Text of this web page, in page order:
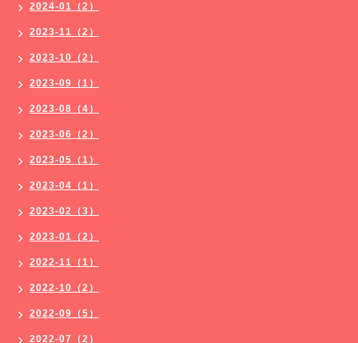
2024-01（2）
2023-11（2）
2023-10（2）
2023-09（1）
2023-08（4）
2023-06（2）
2023-05（1）
2023-04（1）
2023-02（3）
2023-01（2）
2022-11（1）
2022-10（2）
2022-09（5）
2022-07（2）